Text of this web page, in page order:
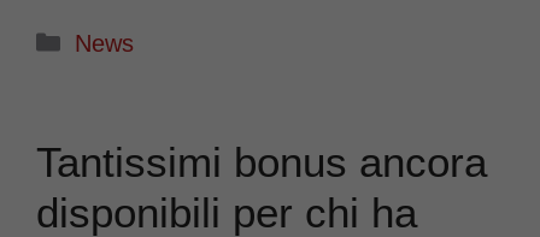
Categorie
News
Tantissimi bonus ancora
disponibili per chi ha